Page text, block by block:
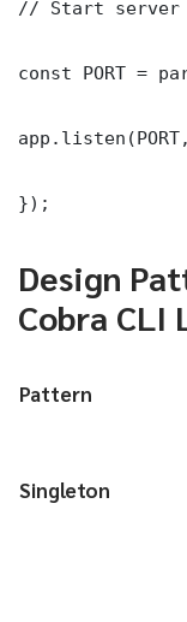
// Start server
const PORT =
});
Design
Cobra CLI
Pattern
Singleton